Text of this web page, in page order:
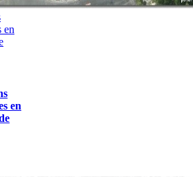
en
en